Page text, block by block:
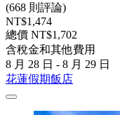
(668 則評論)
NT$1,474
總價 NT$1,702
含稅金和其他費用
8 月 28 日 - 8 月 29 日
花蓮假期飯店